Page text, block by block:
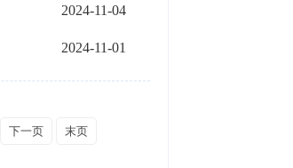
2024-11-04
2024-11-01
下一页 末页